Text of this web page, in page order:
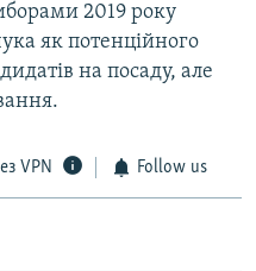
2019 року
як потенційного
на посаду, але
VPN Follow us